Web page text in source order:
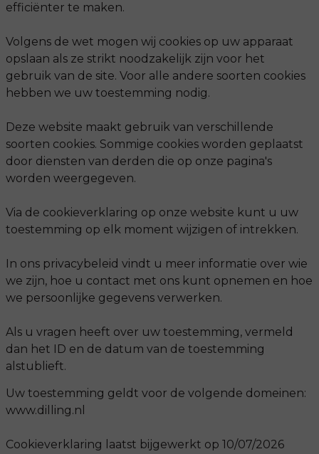
efficiënter te maken.
Volgens de wet mogen wij cookies op uw apparaat
opslaan als ze strikt noodzakelijk zijn voor het
gebruik van de site. Voor alle andere soorten cookies
hebben we uw toestemming nodig.
Deze website maakt gebruik van verschillende
soorten cookies. Sommige cookies worden geplaatst
door diensten van derden die op onze pagina's
worden weergegeven.
Via de cookieverklaring op onze website kunt u uw
toestemming op elk moment wijzigen of intrekken.
In ons privacybeleid vindt u meer informatie over wie
we zijn, hoe u contact met ons kunt opnemen en hoe
we persoonlijke gegevens verwerken.
Als u vragen heeft over uw toestemming, vermeld
dan het ID en de datum van de toestemming
alstublieft.
Uw toestemming geldt voor de volgende domeinen:
www.dilling.nl
Cookieverklaring laatst bijgewerkt op 10/07/2026